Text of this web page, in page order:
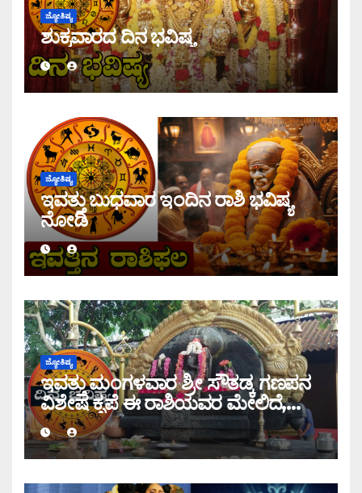
ಜ್ಯೋತಿಷ್ಯ
ಶುಕ್ರವಾರದ ದಿನ ಭವಿಷ್ಯ
ಜ್ಯೋತಿಷ್ಯ
ಇವತ್ತು ಬುಧವಾರ ಇಂದಿನ ರಾಶಿ ಭವಿಷ್ಯ
ನೋಡಿ
ಜ್ಯೋತಿಷ್ಯ
ಇವತ್ತು ಮಂಗಳವಾರ ಶ್ರೀ ಸೌತಡ್ಕ ಗಣಪನ
ವಿಶೇಷ ಕೃಪೆ ಈ ರಾಶಿಯವರ ಮೇಲಿದೆ,
ಇಂದಿನ ರಾಶಿ ಭವಿಷ್ಯ ತಿಳಿಯಿರಿ